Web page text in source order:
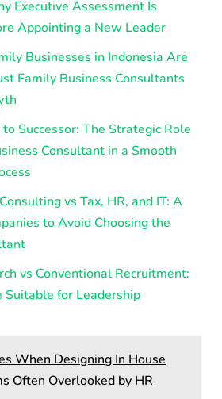
Executive Assessment Is
Appointing a New Leader
Businesses in Indonesia Are
Family Business Consultants
Successor: The Strategic Role
Consultant in a Smooth
vs Tax, HR, and IT: A
to Avoid Choosing the
vs Conventional Recruitment:
Suitable for Leadership
When Designing In House
Often Overlooked by HR